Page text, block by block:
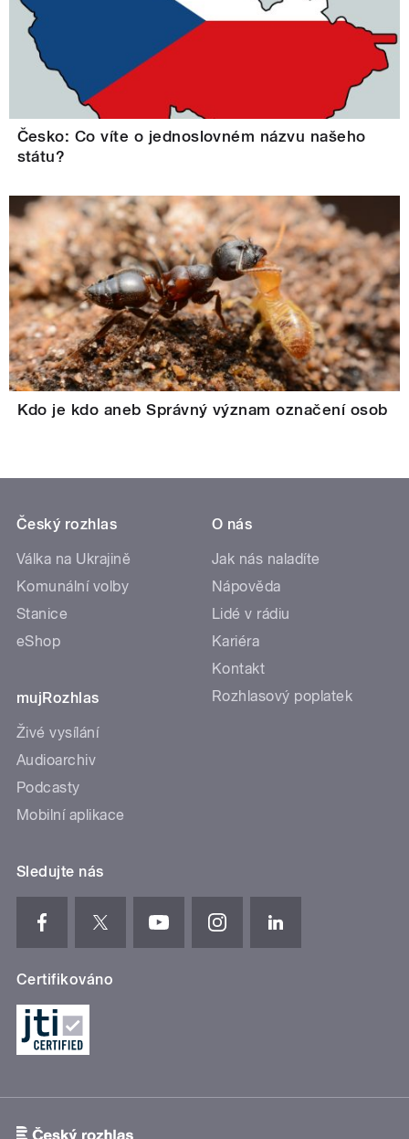
Česko: Co víte o jednoslovném názvu našeho
státu?
Kdo je kdo aneb Správný význam označení osob
Český rozhlas
Válka na Ukrajině
Komunální volby
Stanice
eShop
mujRozhlas
Živé vysílání
Audioarchiv
Podcasty
Mobilní aplikace
O nás
Jak nás naladíte
Nápověda
Lidé v rádiu
Kariéra
Kontakt
Rozhlasový poplatek
Sledujte nás
Certifikováno